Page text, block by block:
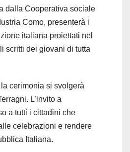
dalla Cooperativa sociale
Como, presenterà i
italiana proiettati nel
scritti dei giovani di tutta
cerimonia si svolgerà
L’invito a
a tutti i cittadini che
celebrazioni e rendere
Italiana.